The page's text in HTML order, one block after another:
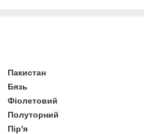
Пакистан
Бязь
Фіолетовий
Полуторний
Пір'я